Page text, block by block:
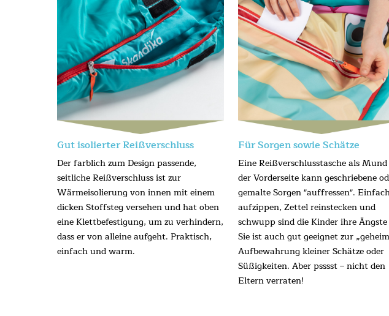
Gut isolierter Reißverschluss
Der farblich zum Design passende,
seitliche Reißverschluss ist zur
Wärmeisolierung von innen mit einem
dicken Stoffsteg versehen und hat oben
eine Klettbefestigung, um zu verhindern,
dass er von alleine aufgeht. Praktisch,
einfach und warm.
Für Sorgen sowie Schätze
Eine Reißverschlusstasche als
der Vorderseite kann geschriebene
gemalte Sorgen "auffressen".
aufzippen, Zettel reinstecken und
schwupp sind die Kinder ihre Ängste
Sie ist auch gut geeignet zur
Aufbewahrung kleiner Schätze oder
Süßigkeiten. Aber psssst – nicht den
Eltern verraten!